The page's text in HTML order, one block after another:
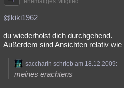
ehemaliges Mitglied
@kiki1962
du wiederholst dich durchgehend.
Außerdem sind Ansichten relativ
saccharin schrieb am 18.12.2009:
meines erachtens